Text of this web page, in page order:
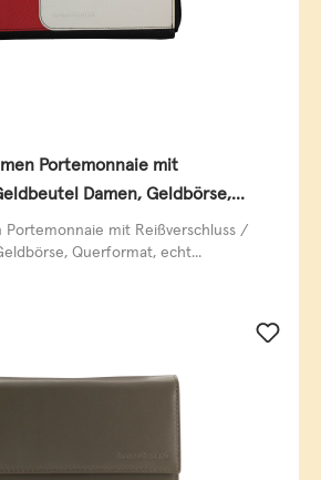
Portemonnaie mit
Damen, Geldbörse,
black/white/red
Portemonnaie mit Reißverschluss /
Querformat, echt...